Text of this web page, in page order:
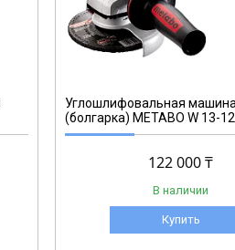
Углошлифовальная
(болгарка) METABO W 13-
122 000 ₸
В наличии
Купить
606435010